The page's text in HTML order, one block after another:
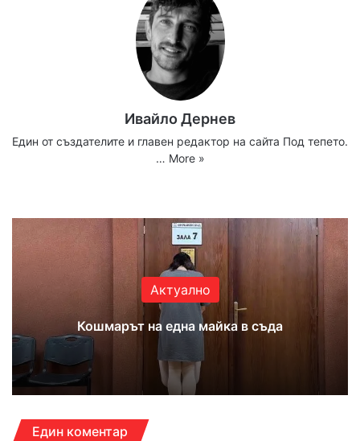
Ивайло Дернев
Един от създателите и главен редактор на сайта Под тепето.
… More »
Актуално
Кошмарът на една майка в съда
Един коментар